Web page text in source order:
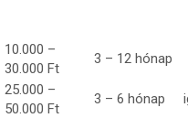
10.000 –
30.000 Ft
3 – 12 hónap
25.000 –
50.000 Ft
3 – 6 hónap